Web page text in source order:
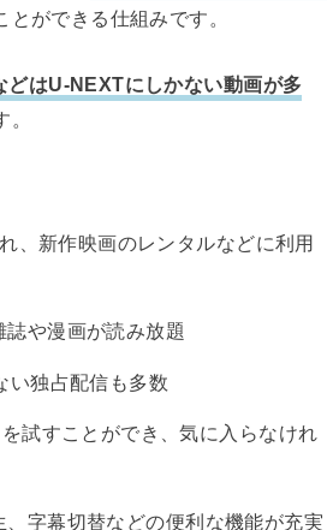
とができる仕組みです。
どはU-NEXTにしかない動画が多
、新作映画のレンタルなどに利用
誌や漫画が読み放題
い独占配信も多数
試すことができ、気に入らなけれ
、字幕切替などの便利な機能が充実